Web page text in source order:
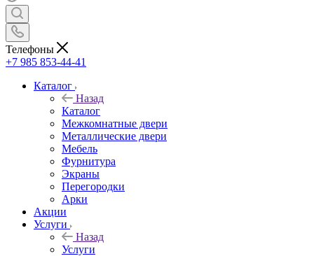
Телефоны
+7 985 853-44-41
Каталог
Назад
Каталог
Межкомнатные двери
Металлические двери
Мебель
Фурнитура
Экраны
Перегородки
Арки
Акции
Услуги
Назад
Услуги